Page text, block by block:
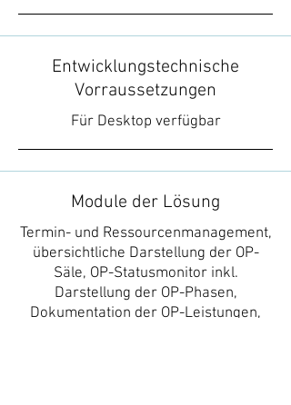
Entwicklungstechnische
Vorraussetzungen
Für Desktop verfügbar
Module der Lösung
Termin- und Ressourcenmanagement,
übersichtliche Darstellung der OP-
Säle, OP-Statusmonitor inkl.
Darstellung der OP-Phasen,
Dokumentation der OP-Leistungen,